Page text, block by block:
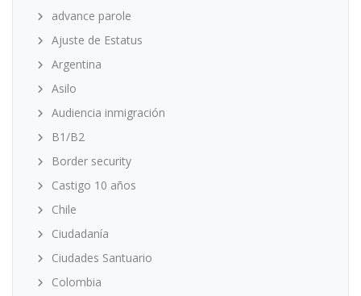
advance parole
Ajuste de Estatus
Argentina
Asilo
Audiencia inmigración
B1/B2
Border security
Castigo 10 años
Chile
Ciudadanía
Ciudades Santuario
Colombia